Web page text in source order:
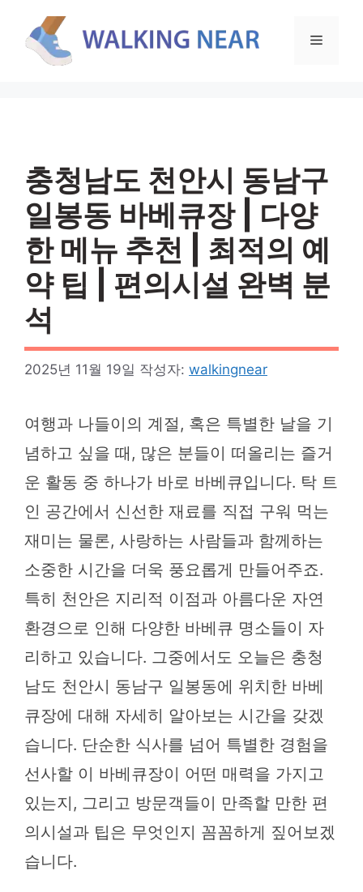
메
충청남도 천안시 동남구
일봉동 바베큐장 | 다양
한 메뉴 추천 | 최적의 예
약 팁 | 편의시설 완벽 분
석
2025년 11월 19일 작성자: walkingnear
여행과 나들이의 계절, 혹은 특별한 날을 기
념하고 싶을 때, 많은 분들이 떠올리는 즐거
운 활동 중 하나가 바로 바베큐입니다. 탁 트
인 공간에서 신선한 재료를 직접 구워 먹는
재미는 물론, 사랑하는 사람들과 함께하는
소중한 시간을 더욱 풍요롭게 만들어주죠.
특히 천안은 지리적 이점과 아름다운 자연
환경으로 인해 다양한 바베큐 명소들이 자
리하고 있습니다. 그중에서도 오늘은 충청
남도 천안시 동남구 일봉동에 위치한 바베
큐장에 대해 자세히 알아보는 시간을 갖겠
습니다. 단순한 식사를 넘어 특별한 경험을
선사할 이 바베큐장이 어떤 매력을 가지고
있는지, 그리고 방문객들이 만족할 만한 편
의시설과 팁은 무엇인지 꼼꼼하게 짚어보겠
습니다.